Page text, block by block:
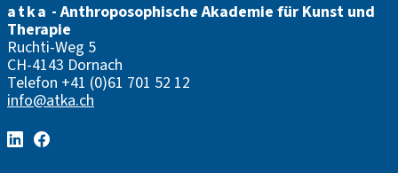
atka - Anthroposophische Akademie für Kunst und
Therapie
Ruchti-Weg 5
CH-4143 Dornach
Telefon +41 (0)61 701 52 12
info@atka.ch